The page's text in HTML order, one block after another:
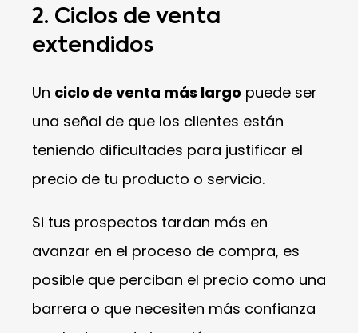
2. Ciclos de venta
extendidos
Un ciclo de venta más largo puede ser
una señal de que los clientes están
teniendo dificultades para justificar el
precio de tu producto o servicio.
Si tus prospectos tardan más en
avanzar en el proceso de compra, es
posible que perciban el precio como una
barrera o que necesiten más confianza